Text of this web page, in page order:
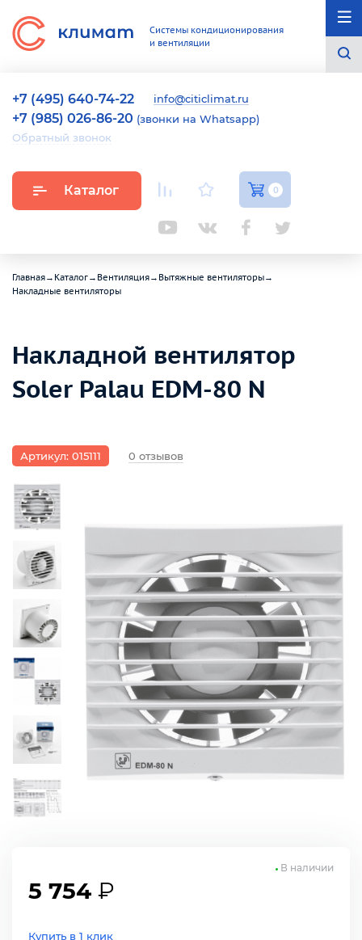
Системы кондиционирования
и вентиляции
+7 (495) 640-74-22 info@citiclimat.ru
+7 (985) 026-86-20 (звонки на Whatsapp)
Обратный звонок
Каталог 0
Главная→ Каталог→ Вентиляция→ Вытяжные вентиляторы→
Накладные вентиляторы
Накладной вентилятор
Soler Palau EDM-80 N
Артикул: 015111 0 отзывов
5 754 ₽
Купить в 1 клик
В наличии